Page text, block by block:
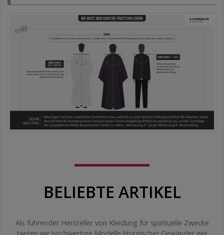
BELIEBTE ARTIKEL
Als führender Hersteller von Kleidung für spirituelle Zwecke